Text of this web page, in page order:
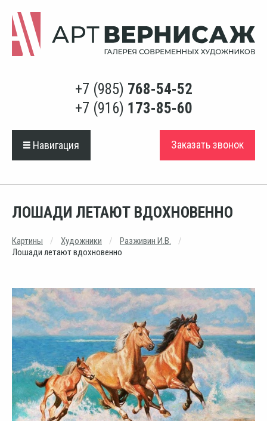
+7 (985) 768-54-52
+7 (916) 173-85-60
Навигация Заказать звонок
ЛОШАДИ ЛЕТАЮТ ВДОХНОВЕННО
Картины Художники
Разживин И.В.
Лошади летают вдохновенно